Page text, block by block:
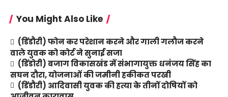
You Might Also Like
(डिंडौरी) फोन कर परेशान करने और गाली गलौज करने
वाले युवक को कोर्ट ने सुनाई सजा
(डिंडोरी) बजाग विकासखंड में संभागायुक्त धनंजय सिंह का
सघन दौरा, योजनाओं की जमीनी हकीकत परखी
(डिंडौरी) आदिवासी युवक की हत्या के तीनों दोषियों को